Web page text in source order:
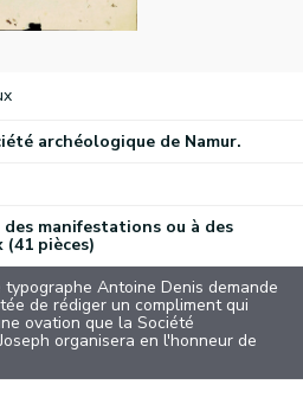
archéologique de Namur.
manifestations ou à des
pièces)
Antoine Denis demande
de rédiger un compliment qui
ovation que la Société
organisera en l'honneur de